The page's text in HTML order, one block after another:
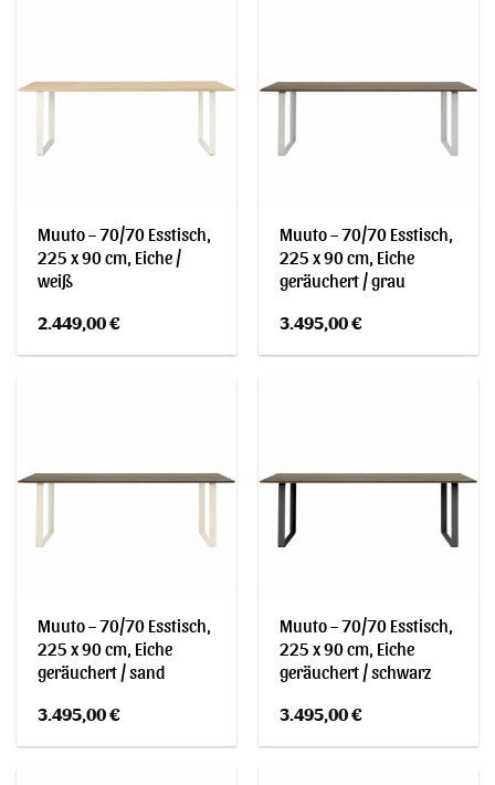
Muuto – 70/70 Esstisch,
225 x 90 cm, Eiche /
weiß
2.449,00€
Muuto – 70/70 Esstisch,
225 x 90 cm, Eiche
geräuchert / grau
3.495,00€
Muuto – 70/70 Esstisch,
225 x 90 cm, Eiche
geräuchert / sand
3.495,00€
Muuto – 70/70 Esstisch,
225 x 90 cm, Eiche
geräuchert / schwarz
3.495,00€